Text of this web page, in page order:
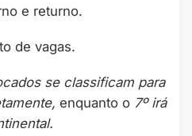
e returno.
de vagas.
se classificam para
enquanto o 7º irá